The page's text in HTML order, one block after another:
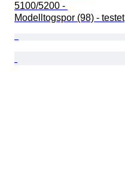
5100/5200 -
Modelltogspor (98) - testet